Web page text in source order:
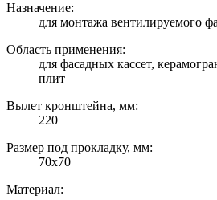
Назначение:
для монтажа вентилируемого
Область применения:
для фасадных кассет,
плит
Вылет кронштейна, мм:
220
Размер под прокладку, мм:
70х70
Материал: